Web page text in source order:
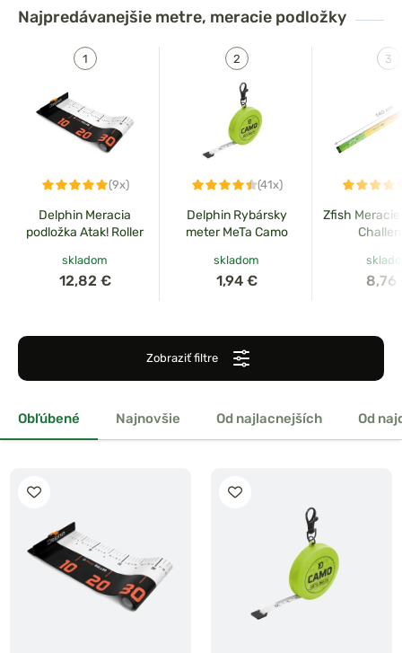
ľahko čitateľné stupnice a šetrné materiályzabezpečia
Najpredávanejšie metre, meracie podložky
(9x)
Delphin Meracia
podložka Atak! Roller
skladom
12,82 €
(41x)
Delphin Rybársky
meter MeTa Camo
skladom
1,94 €
Zfish
8,76
Zobraziť filtre
Obľúbené Najnovšie Od najlacnejších Od